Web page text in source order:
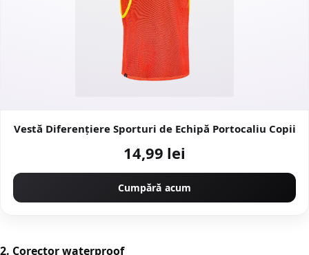
Vestă Diferențiere Sporturi de Echipă Portocaliu Copii
14,99 lei
Cumpără acum
2. Corector waterproof